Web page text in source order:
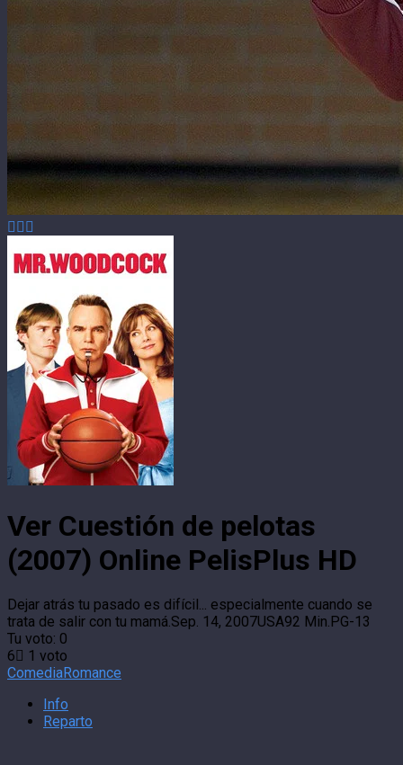
Ver Cuestión de pelotas
(2007) Online PelisPlus HD
Dejar atrás tu pasado es difícil... especialmente cuando se
trata de salir con tu mamá.Sep. 14, 2007USA92 Min.PG-13
Tu voto: 0
6
1 voto
ComediaRomance
Info
Reparto